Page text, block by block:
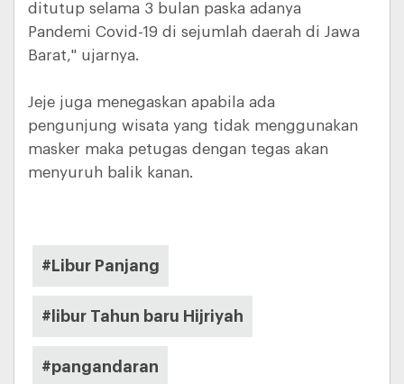
ditutup selama 3 bulan paska adanya
Pandemi Covid-19 di sejumlah daerah di Jawa
Barat," ujarnya.
Jeje juga menegaskan apabila ada
pengunjung wisata yang tidak menggunakan
masker maka petugas dengan tegas akan
menyuruh balik kanan.
#Libur Panjang
#libur Tahun baru Hijriyah
#pangandaran